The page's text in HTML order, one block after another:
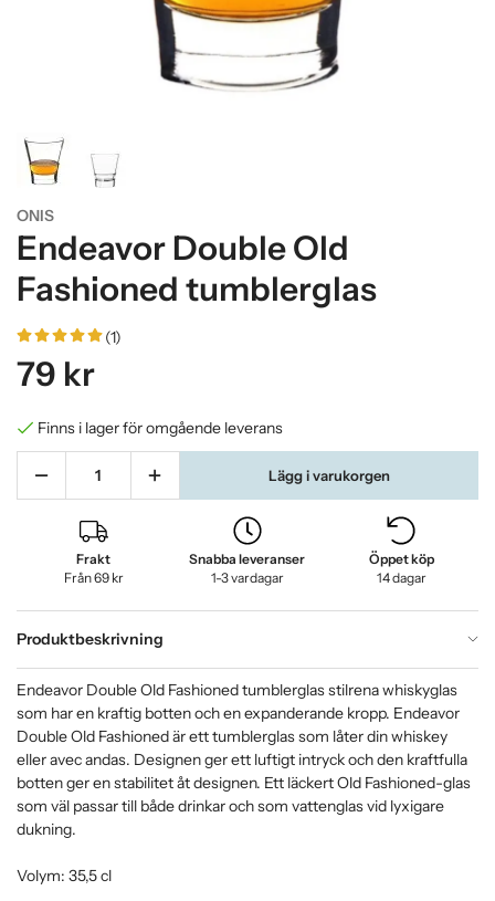
ONIS
Endeavor Double Old
Fashioned tumblerglas
(1)
79 kr
Finns i lager för omgående leverans
Lägg i varukorgen
Frakt
Från 69 kr
Snabba leveranser
1-3 vardagar
Öppet köp
14 dagar
Produktbeskrivning
Endeavor Double Old Fashioned tumblerglas stilrena whiskyglas
som har en kraftig botten och en expanderande kropp. Endeavor
Double Old Fashioned är ett tumblerglas som låter din whiskey
eller avec andas. Designen ger ett luftigt intryck och den kraftfulla
botten ger en stabilitet åt designen. Ett läckert Old Fashioned-glas
som väl passar till både drinkar och som vattenglas vid lyxigare
dukning.
Volym: 35,5 cl